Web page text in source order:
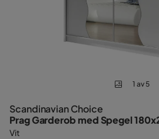
1 av 5
Scandinavian Choice
Prag Garderob med Spegel
Vit